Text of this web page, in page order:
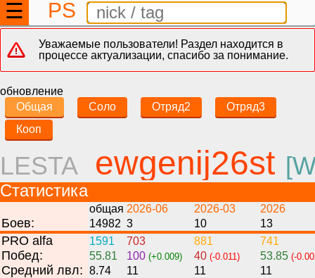
☰ PS
Уважаемые пользователи! Раздел находится в
процессе актуализации, спасибо за понимание.
обновление
Общая
Соло Отряд2
Отряд3
Кооп
LESTA ewgenij26st
Статистика
общая 2026-06 2026-03 2026
Боев: 14982 3 10 13
PRO alfa 1591 703 881 741
Побед: 55.81 100 (+0.009) 40 (-0.011) 53.85 (-
Средний лвл: 8.74 11 11 11